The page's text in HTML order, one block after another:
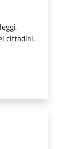
cittadini.